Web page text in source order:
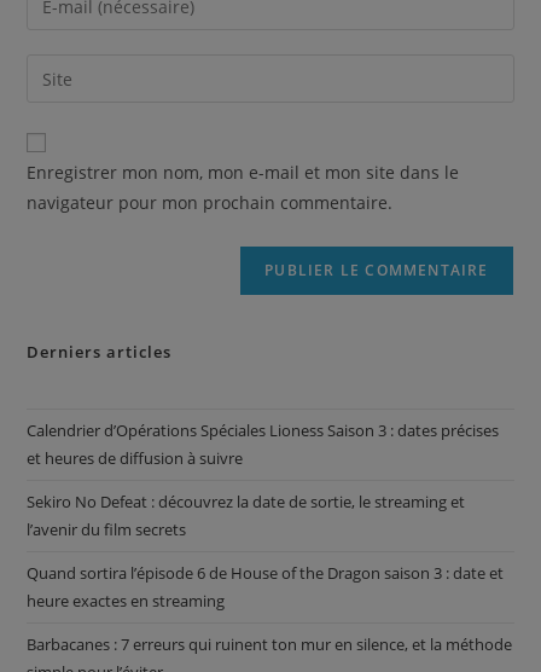
Enregistrer mon nom, mon e-mail et mon site dans le
navigateur pour mon prochain commentaire.
Derniers articles
Calendrier d’Opérations Spéciales Lioness Saison 3 : dates précises
et heures de diffusion à suivre
Sekiro No Defeat : découvrez la date de sortie, le streaming et
l’avenir du film secrets
Quand sortira l’épisode 6 de House of the Dragon saison 3 : date et
heure exactes en streaming
Barbacanes : 7 erreurs qui ruinent ton mur en silence, et la méthode